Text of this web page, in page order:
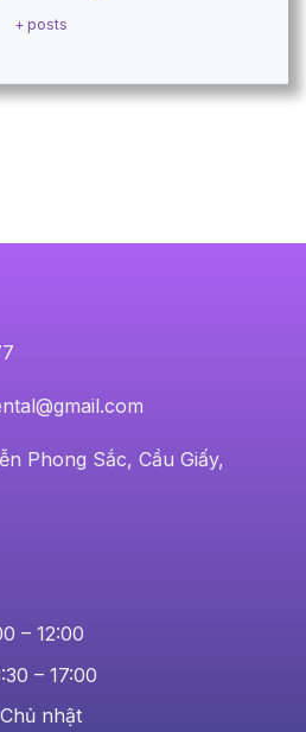
+ posts
Phong Sắc, Cầu Giấy,
– 12:00
– 17:00
nhật